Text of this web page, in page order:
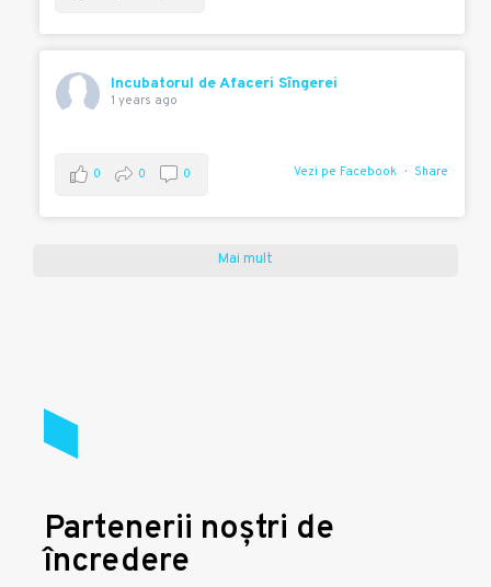
Incubatorul de Afaceri Sîngerei
1 years ago
Vezi pe Facebook Share
0 0 0
Mai mult
Partenerii noștri de
încredere